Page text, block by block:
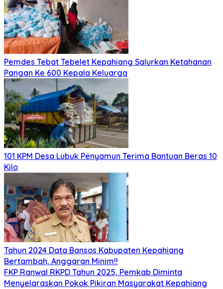
Pemdes Tebat Tebelet Kepahiang Salurkan Ketahanan
Pangan Ke 600 Kepala Keluarga
101 KPM Desa Lubuk Penyamun Terima Bantuan Beras 10
Kilo
Tahun 2024 Data Bansos Kabupaten Kepahiang
Bertambah, Anggaran Minim!!
FKP Ranwal RKPD Tahun 2025, Pemkab Diminta
Menyelaraskan Pokok Pikiran Masyarakat Kepahiang